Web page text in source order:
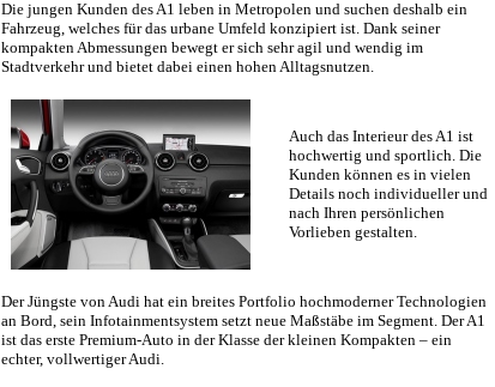
Die jungen Kunden des A1 leben in Metropolen und suchen deshalb ein
Fahrzeug, welches für das urbane Umfeld konzipiert ist. Dank seiner
kompakten Abmessungen bewegt er sich sehr agil und wendig im
Stadtverkehr und bietet dabei einen hohen Alltagsnutzen.
Auch das Interieur des A1 ist
hochwertig und sportlich. Die
Kunden können es in vielen
Details noch individueller und
nach Ihren persönlichen
Vorlieben gestalten.
Der Jüngste von Audi hat ein breites Portfolio hochmoderner Technologien
an Bord, sein Infotainmentsystem setzt neue Maßstäbe im Segment. Der A1
ist das erste Premium-Auto in der Klasse der kleinen Kompakten – ein
echter, vollwertiger Audi.